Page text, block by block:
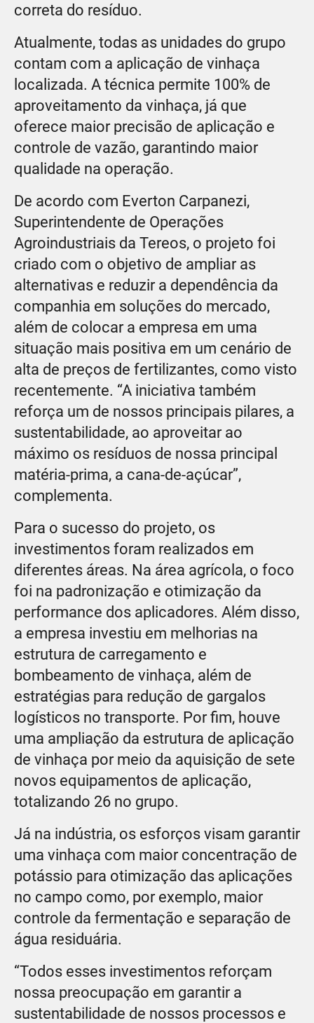
correta do resíduo.
Atualmente, todas as unidades do grupo
contam com a aplicação de vinhaça
localizada. A técnica permite 100% de
aproveitamento da vinhaça, já que
oferece maior precisão de aplicação e
controle de vazão, garantindo maior
qualidade na operação.
De acordo com Everton Carpanezi,
Superintendente de Operações
Agroindustriais da Tereos, o projeto foi
criado com o objetivo de ampliar as
alternativas e reduzir a dependência da
companhia em soluções do mercado,
além de colocar a empresa em uma
situação mais positiva em um cenário de
alta de preços de fertilizantes, como visto
recentemente. “A iniciativa também
reforça um de nossos principais pilares, a
sustentabilidade, ao aproveitar ao
máximo os resíduos de nossa principal
matéria-prima, a cana-de-açúcar”,
complementa.
Para o sucesso do projeto, os
investimentos foram realizados em
diferentes áreas. Na área agrícola, o foco
foi na padronização e otimização da
performance dos aplicadores. Além disso,
a empresa investiu em melhorias na
estrutura de carregamento e
bombeamento de vinhaça, além de
estratégias para redução de gargalos
logísticos no transporte. Por fim, houve
uma ampliação da estrutura de aplicação
de vinhaça por meio da aquisição de sete
novos equipamentos de aplicação,
totalizando 26 no grupo.
Já na indústria, os esforços visam garantir
uma vinhaça com maior concentração de
potássio para otimização das aplicações
no campo como, por exemplo, maior
controle da fermentação e separação de
água residuária.
“Todos esses investimentos reforçam
nossa preocupação em garantir a
sustentabilidade de nossos processos e